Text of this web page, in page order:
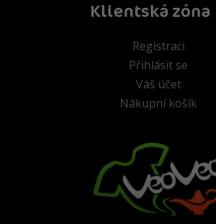
Klientská zóna
Registraci
Přihlásit se
Váš účet
Nákupní košík